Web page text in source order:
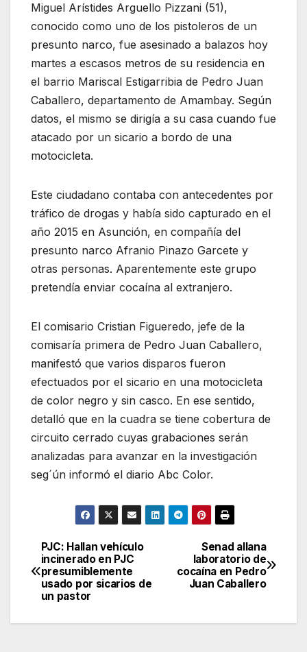
Miguel Arístides Arguello Pizzani (51),
conocido como uno de los pistoleros de un
presunto narco, fue asesinado a balazos hoy
martes a escasos metros de su residencia en
el barrio Mariscal Estigarribia de Pedro Juan
Caballero, departamento de Amambay. Según
datos, el mismo se dirigía a su casa cuando fue
atacado por un sicario a bordo de una
motocicleta.
Este ciudadano contaba con antecedentes por
tráfico de drogas y había sido capturado en el
año 2015 en Asunción, en compañía del
presunto narco Afranio Pinazo Garcete y
otras personas. Aparentemente este grupo
pretendía enviar cocaína al extranjero.
El comisario Cristian Figueredo, jefe de la
comisaría primera de Pedro Juan Caballero,
manifestó que varios disparos fueron
efectuados por el sicario en una motocicleta
de color negro y sin casco. En ese sentido,
detalló que en la cuadra se tiene cobertura de
circuito cerrado cuyas grabaciones serán
analizadas para avanzar en la investigación
seg´ún informó el diario Abc Color.
Navegación
de
entradas
Senad allana
laboratorio de
cocaína en Pedro
Juan Caballero
PJC: Hallan vehículo
incinerado en PJC
presumiblemente
usado por sicarios de
un pastor